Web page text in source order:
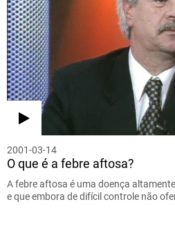
2001-03-14
O que é a febre aftosa?
A febre aftosa é uma doença
e que embora de difícil controle não